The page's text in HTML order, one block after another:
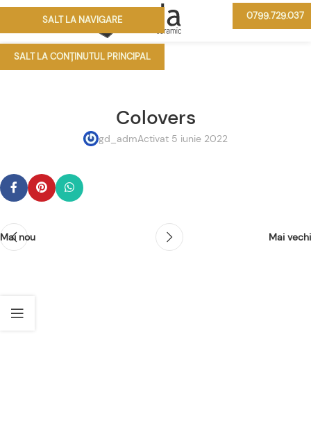
SALT LA NAVIGARE
SALT LA CONȚINUTUL PRINCIPAL
0799.729.037
Colovers
gd_admActivat 5 iunie 2022
Mai nou Mai vechi